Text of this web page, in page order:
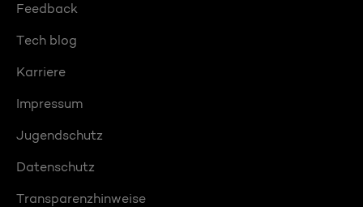
Feedback
Tech blog
Karriere
Impressum
Jugendschutz
Datenschutz
Transparenzhinweise